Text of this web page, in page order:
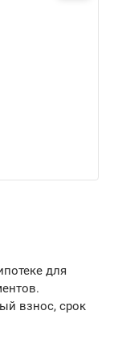
для
взнос, срок